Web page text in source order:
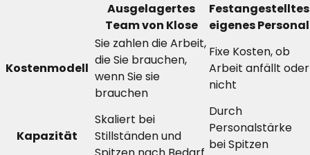
Ausgelagertes
Team von Klose
Festangestelltes
eigenes Personal
Kostenmodell
Sie zahlen die Arbeit,
die Sie brauchen,
wenn Sie sie
brauchen
Fixe Kosten, ob
Arbeit anfällt oder
nicht
Kapazität
Skaliert bei
Stillständen und
Durch
Personalstärke
bei Spitzen